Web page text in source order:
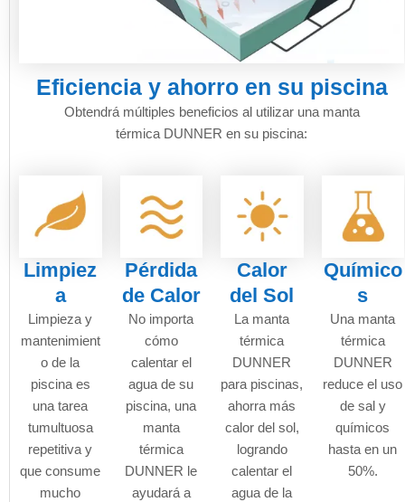
Eficiencia y ahorro en su piscina
Obtendrá múltiples beneficios al utilizar una manta
térmica DUNNER en su piscina:
Limpiez
a
Limpieza y
mantenimient
o de la
piscina es
una tarea
tumultuosa
repetitiva y
que consume
mucho
Pérdida
de Calor
No importa
cómo
calentar el
agua de su
piscina, una
manta
térmica
DUNNER le
ayudará a
Calor
del Sol
La manta
térmica
DUNNER
para piscinas,
ahorra más
calor del sol,
logrando
calentar el
agua de la
Químico
s
Una manta
térmica
DUNNER
reduce el uso
de sal y
químicos
hasta en un
50%.